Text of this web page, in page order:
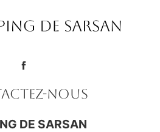
nous
DE SARSAN